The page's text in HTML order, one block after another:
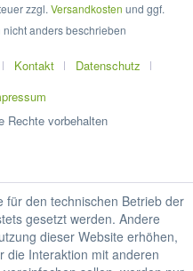
zzgl. Versandkosten und ggf.
anders beschrieben
Kontakt
Datenschutz
Rechte vorbehalten
für den technischen Betrieb der
gesetzt werden. Andere
dieser Website erhöhen,
die Interaktion mit anderen